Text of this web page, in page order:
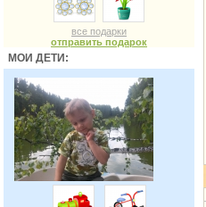
все подарки
отправить подарок
МОИ ДЕТИ: